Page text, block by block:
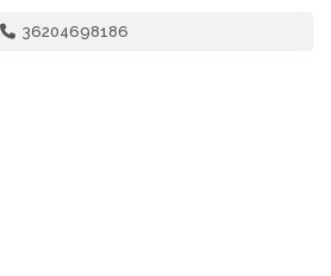
36204698186